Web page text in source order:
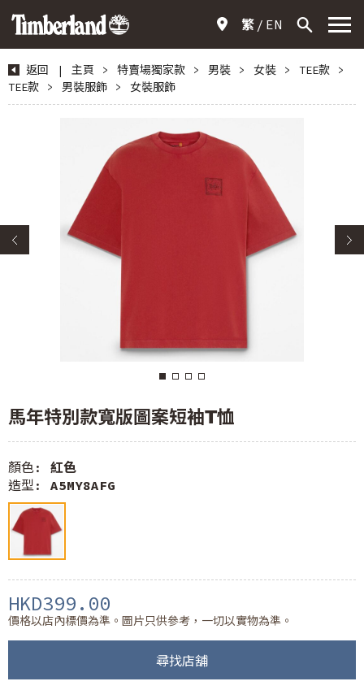
繁 EN
返回 | 主頁 > 特賣場獨家款 > 男裝 > 女裝 > TEE款
>
TEE款
> 男裝服飾 > 女裝服飾
馬年特別款寬版圖案短袖T恤
顏色: 紅色
造型: A5MY8AFG
HKD399.00
價格以店內標價為準。圖片只供參考，一切以實物為準。
尋找店舖